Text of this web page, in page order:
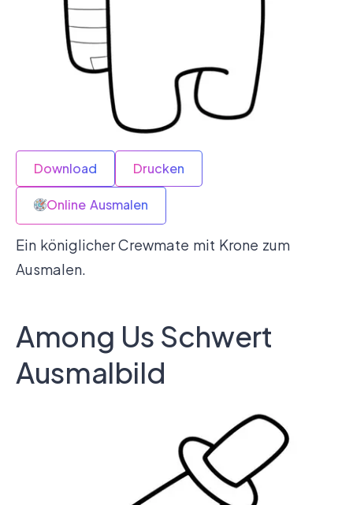
Download Drucken
Online Ausmalen
Ein königlicher Crewmate mit Krone zum
Ausmalen.
Among Us Schwert
Ausmalbild